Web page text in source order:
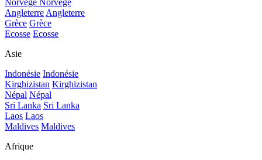
Norvège Norvège
Angleterre Angleterre
Grèce Grèce
Ecosse Ecosse
Asie
Indonésie Indonésie
Kirghizistan Kirghizistan
Népal Népal
Sri Lanka Sri Lanka
Laos Laos
Maldives Maldives
Afrique